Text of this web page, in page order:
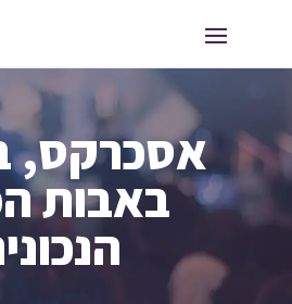
אסכרקס,
באבות